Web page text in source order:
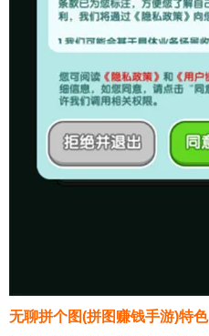
无聊拼个图(拼图赚钱手游)特色